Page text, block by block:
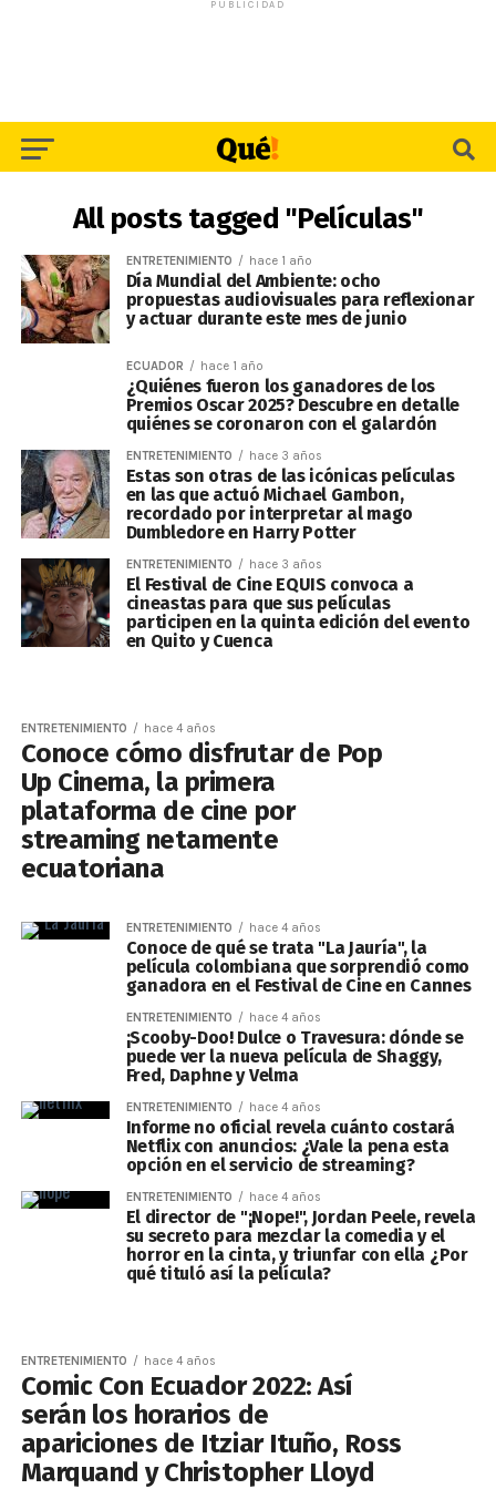
PUBLICIDAD
All posts tagged "Películas"
ENTRETENIMIENTO hace 1 año
Día Mundial del Ambiente: ocho
propuestas audiovisuales para reflexionar
y actuar durante este mes de junio
ECUADOR hace 1 año
¿Quiénes fueron los ganadores de los
Premios Oscar 2025? Descubre en detalle
quiénes se coronaron con el galardón
ENTRETENIMIENTO hace 3 años
Estas son otras de las icónicas películas
en las que actuó Michael Gambon,
recordado por interpretar al mago
Dumbledore en Harry Potter
ENTRETENIMIENTO hace 3 años
El Festival de Cine EQUIS convoca a
cineastas para que sus películas
participen en la quinta edición del evento
en Quito y Cuenca
ENTRETENIMIENTO hace 4 años
Conoce cómo disfrutar de Pop
Up Cinema, la primera
plataforma de cine por
streaming netamente
ecuatoriana
ENTRETENIMIENTO hace 4 años
Conoce de qué se trata "La Jauría", la
película colombiana que sorprendió como
ganadora en el Festival de Cine en Cannes
ENTRETENIMIENTO hace 4 años
¡Scooby-Doo! Dulce o Travesura: dónde se
puede ver la nueva película de Shaggy,
Fred, Daphne y Velma
ENTRETENIMIENTO hace 4 años
Informe no oficial revela cuánto costará
Netflix con anuncios: ¿Vale la pena esta
opción en el servicio de streaming?
ENTRETENIMIENTO hace 4 años
El director de "¡Nope!", Jordan Peele, revela
su secreto para mezclar la comedia y el
horror en la cinta, y triunfar con ella ¿Por
qué tituló así la película?
ENTRETENIMIENTO hace 4 años
Comic Con Ecuador 2022: Así
serán los horarios de
apariciones de Itziar Ituño, Ross
Marquand y Christopher Lloyd